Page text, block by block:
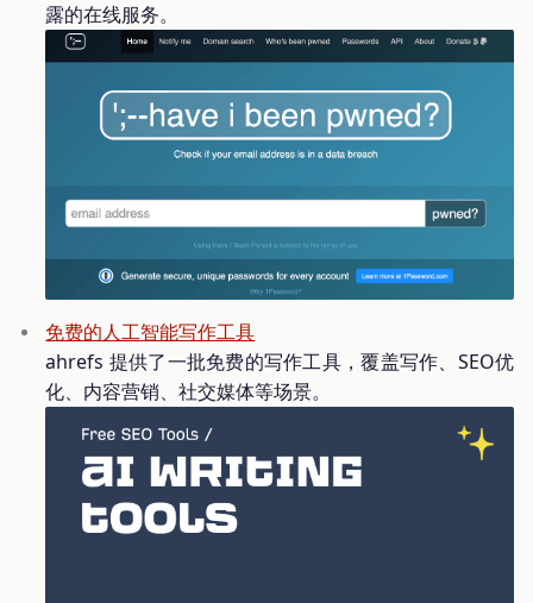
露的在线服务。
免费的人工智能写作工具
ahrefs 提供了一批免费的写作工具，覆盖写作、SEO优
化、内容营销、社交媒体等场景。